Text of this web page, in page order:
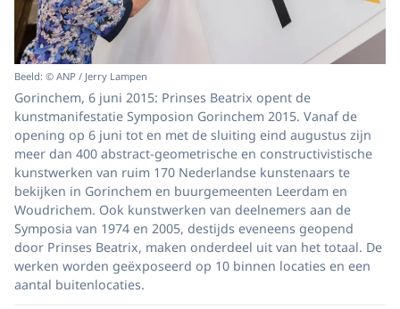
Beeld: © ANP / Jerry Lampen
Gorinchem, 6 juni 2015: Prinses Beatrix opent de
kunstmanifestatie Symposion Gorinchem 2015. Vanaf de
opening op 6 juni tot en met de sluiting eind augustus zijn
meer dan 400 abstract-geometrische en constructivistische
kunstwerken van ruim 170 Nederlandse kunstenaars te
bekijken in Gorinchem en buurgemeenten Leerdam en
Woudrichem. Ook kunstwerken van deelnemers aan de
Symposia van 1974 en 2005, destijds eveneens geopend
door Prinses Beatrix, maken onderdeel uit van het totaal. De
werken worden geëxposeerd op 10 binnen locaties en een
aantal buitenlocaties.